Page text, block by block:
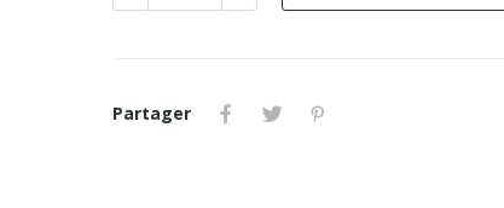
Partager